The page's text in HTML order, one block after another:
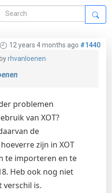
12 years 4 months ago #1440
byrhvanloenen
problemen
van XOT?
de
zijn in XOT
te importeren en te
Heb ook nog niet
verschil is.